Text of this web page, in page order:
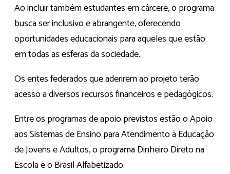
Ao incluir também estudantes em cárcere, o programa
busca ser inclusivo e abrangente, oferecendo
oportunidades educacionais para aqueles que estão
em todas as esferas da sociedade.
Os entes federados que aderirem ao projeto terão
acesso a diversos recursos financeiros e pedagógicos.
Entre os programas de apoio previstos estão o Apoio
aos Sistemas de Ensino para Atendimento à Educação
de Jovens e Adultos, o programa Dinheiro Direto na
Escola e o Brasil Alfabetizado.